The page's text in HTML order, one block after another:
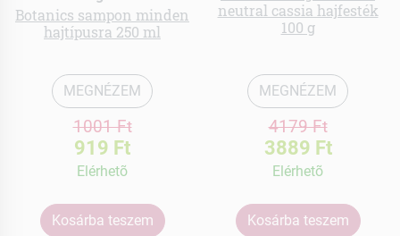
Botanics sampon minden
hajtípusra 250 ml
MEGNÉZEM
1001 Ft
919 Ft
Elérhetõ
Kosárba teszem
neutral cassia hajfesték
100 g
MEGNÉZEM
4179 Ft
3889 Ft
Elérhetõ
Kosárba teszem